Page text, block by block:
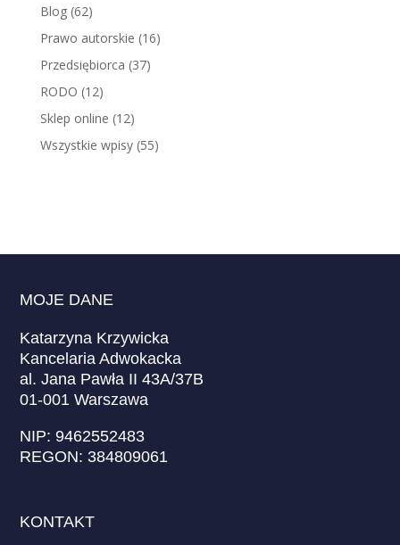
Blog(62)
Prawo autorskie (16)
Przedsiębiorca (37)
RODO (12)
Sklep online (12)
Wszystkie wpisy(55)
MOJE DANE
Katarzyna Krzywicka
Kancelaria Adwokacka
al. Jana Pawła II 43A/37B
01-001 Warszawa
NIP: 9462552483
REGON: 384809061
KONTAKT